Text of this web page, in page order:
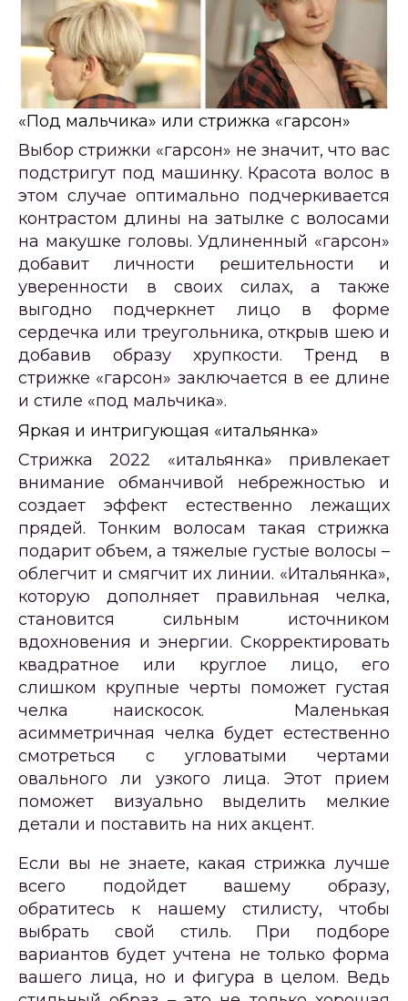
«Под мальчика» или стрижка «гарсон»
Выбор стрижки «гарсон» не значит, что вас
подстригут под машинку. Красота волос в
этом случае оптимально подчеркивается
контрастом длины на затылке с волосами
на макушке головы. Удлиненный «гарсон»
добавит личности решительности и
уверенности в своих силах, а также
выгодно подчеркнет лицо в форме
сердечка или треугольника, открыв шею и
добавив образу хрупкости. Тренд в
стрижке «гарсон» заключается в ее длине
и стиле «под мальчика».
Яркая и интригующая «итальянка»
Стрижка 2022 «итальянка» привлекает
внимание обманчивой небрежностью и
создает эффект естественно лежащих
прядей. Тонким волосам такая стрижка
подарит объем, а тяжелые густые волосы –
облегчит и смягчит их линии. «Итальянка»,
которую дополняет правильная челка,
становится сильным источником
вдохновения и энергии. Скорректировать
квадратное или круглое лицо, его
слишком крупные черты поможет густая
челка наискосок. Маленькая
асимметричная челка будет естественно
смотреться с угловатыми чертами
овального ли узкого лица. Этот прием
поможет визуально выделить мелкие
детали и поставить на них акцент.
Если вы не знаете, какая стрижка лучше
всего подойдет вашему образу,
обратитесь к нашему стилисту, чтобы
выбрать свой стиль. При подборе
вариантов будет учтена не только форма
вашего лица, но и фигура в целом. Ведь